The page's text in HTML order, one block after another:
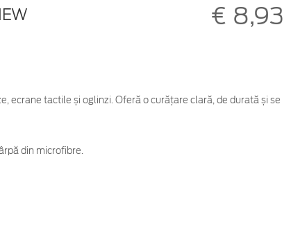
€ 8,93
ecrane tactile și oglinzi. Oferă o curățare clară, de durată și se
din microfibre.